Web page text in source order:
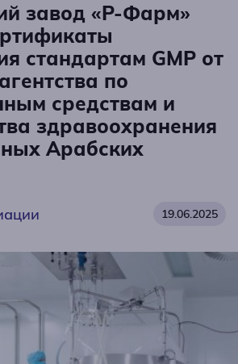
завод «Р-Фарм»
стандартам GMP от
по
средствам и
здравоохранения
Арабских
19.06.2025